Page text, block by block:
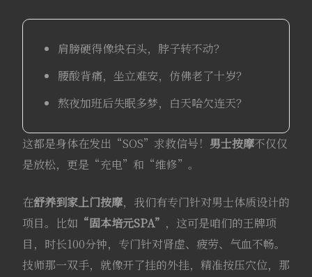
肩膀硬得像块石头，脖子转不动？
腰酸背痛，坐立难安，仿佛老了十岁？
熬夜加班后失眠多梦，白天哈欠连天？
这都是身体在发出“SOS”求救信号！ 男士按摩不仅仅
是放松，更是“充电”和“维修”。
在舒养到家上门按摩，我们有专门针对男士体质设计的
项目。比如 “固本培元SPA” ，这可是咱们的王牌项
目，时长100分钟，专门针对肾虚、疲劳、气血不畅。
技师那一双手，就像开了挂的外挂，精准按压穴位，那